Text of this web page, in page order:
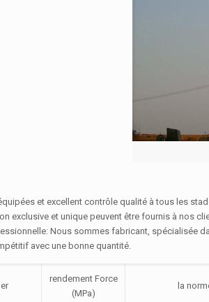
et excellent contrôle qualité à tous les
exclusive et unique peuvent être fournis à nos
Nous sommes fabricant, spécialisée
avec une bonne quantité.
rendement Force
(MPa)
la